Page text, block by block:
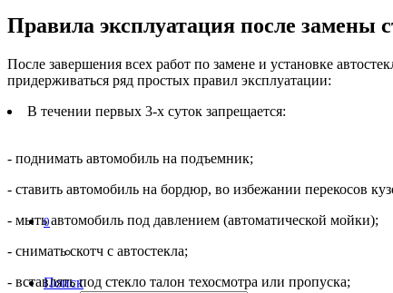
0
Поиск
Правила эксплуатация после замены
После завершения всех работ по замене и установке
придерживаться ряд простых правил эксплуатации:
В течении первых 3-х суток запрещается:
- поднимать автомобиль на подъемник;
- ставить автомобиль на бордюр, во избежании перекосов
- мыть автомобиль под давлением (автоматической мойки);
- снимать скотч с автостекла;
- вставлять под стекло талон техосмотра или пропуска;